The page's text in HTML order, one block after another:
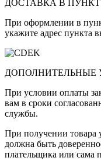
ДОСТАВКА В
При оформлении в
укажите адрес пункта
ДОПОЛНИТЕЛЬНЫЕ
При условии оплаты
вам в сроки
службы.
При получении товара
должна быть
плательщика или сама